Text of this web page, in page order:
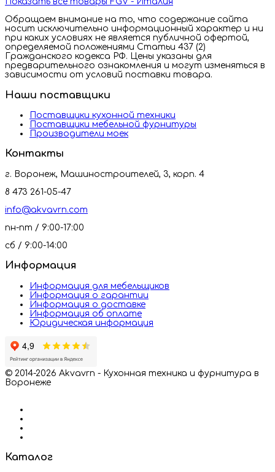
Обращаем внимание на то, что содержание сайта
носит исключительно информационный характер и ни
при каких условиях не является публичной офертой,
определяемой положениями Статьи 437 (2)
Гражданского кодекса РФ. Цены указаны для
предварительного ознакомления и могут изменяться в
зависимости от условий поставки товара.
Наши поставщики
Поставщики кухонной техники
Поставщики мебельной фурнитуры
Производители моек
Контакты
г. Воронеж, Машиностроителей, 3, корп. 4
8 473 261-05-47
info@akvavrn.com
пн-пт / 9:00-17:00
сб / 9:00-14:00
Информация
Информация для мебельщиков
Информация о гарантии
Информация о доставке
Информация об оплате
Юридическая информация
© 2014-2026 Akvavrn - Кухонная техника и фурнитура в
Воронеже
Каталог